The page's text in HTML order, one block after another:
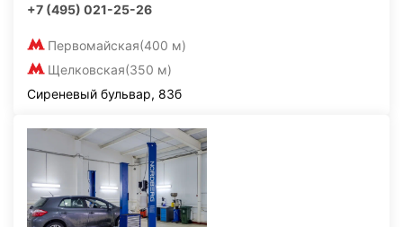
+7 (495) 021-25-26
Первомайская(400 м)
Щелковская(350 м)
Сиреневый бульвар, 83б